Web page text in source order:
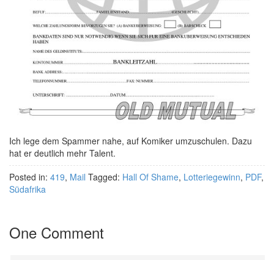
Ich lege dem Spammer nahe, auf Komiker umzuschulen. Dazu
hat er deutlich mehr Talent.
Posted in: 419, Mail Tagged: Hall Of Shame, Lotteriegewinn, PDF,
Südafrika
One Comment